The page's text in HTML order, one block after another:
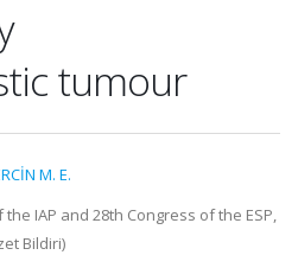
tumour
M. E.
IAP and 28th Congress of the ESP,
Bildiri)